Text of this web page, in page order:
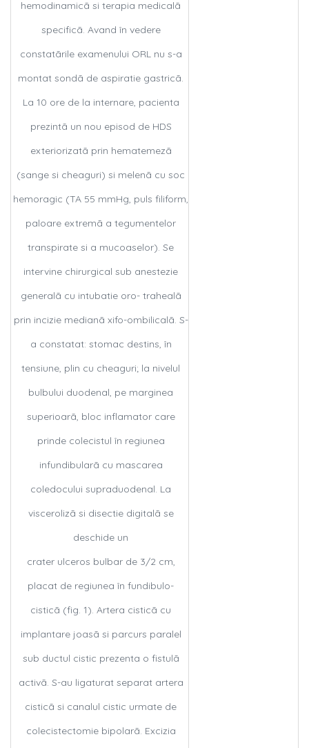
hemodinamicã si terapia medicalã
specificã. Avand în vedere
constatãrile examenului ORL nu s-a
montat sondã de aspiratie gastricã.
La 10 ore de la internare, pacienta
prezintã un nou episod de HDS
exteriorizatã prin hematemezã
(sange si cheaguri) si melenã cu soc
hemoragic (TA 55 mmHg, puls filiform,
paloare extremã a tegumentelor
transpirate si a mucoaselor). Se
intervine chirurgical sub anestezie
generalã cu intubatie oro- trahealã
prin incizie medianã xifo-ombilicalã. S-
a constatat: stomac destins, în
tensiune, plin cu cheaguri; la nivelul
bulbului duodenal, pe marginea
superioarã, bloc inflamator care
prinde colecistul în regiunea
infundibularã cu mascarea
coledocului supraduodenal. La
viscerolizã si disectie digitalã se
deschide un
crater ulceros bulbar de 3/2 cm,
placat de regiunea în fundibulo-
cisticã (fig. 1). Artera cisticã cu
implantare joasã si parcurs paralel
sub ductul cistic prezenta o fistulã
activã. S-au ligaturat separat artera
cisticã si canalul cistic urmate de
colecistectomie bipolarã. Excizia